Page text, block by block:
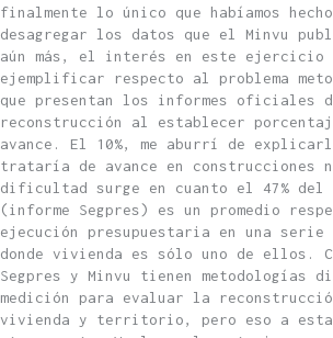
finalmente lo único que habíamos
desagregar los datos que el Minvu
aún más, el interés en este ejercicio
ejemplificar respecto al problema
que presentan los informes oficiales
reconstrucción al establecer
avance. El 10%, me aburrí de
trataría de avance en construcciones
dificultad surge en cuanto el 47% del
(informe Segpres) es un promedio
ejecución presupuestaria en una serie
donde vivienda es sólo uno de ellos.
Segpres y Minvu tienen metodologías
medición para evaluar la
vivienda y territorio, pero eso a